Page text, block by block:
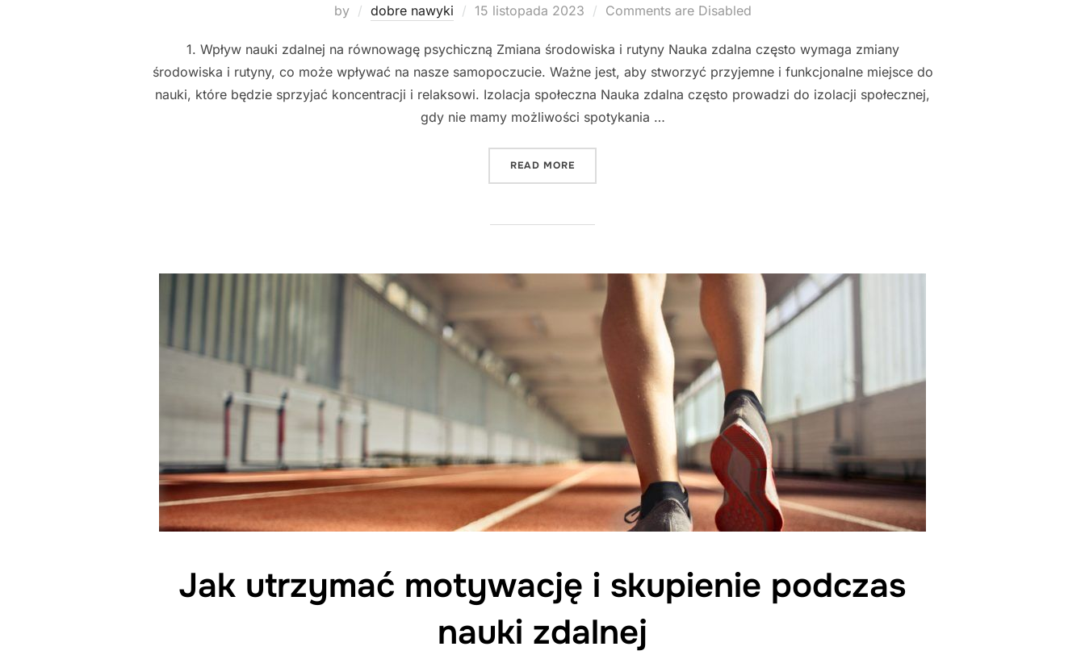
by dobre nawyki
Posted
15 listopada 2023 Comments are Disabled
1. Wpływ nauki zdalnej na równowagę psychiczną Zmiana środowiska i rutyny Nauka zdalna często wymaga zmiany
środowiska i rutyny, co może wpływać na nasze samopoczucie. Ważne jest, aby stworzyć przyjemne i funkcjonalne miejsce do
nauki, które będzie sprzyjać koncentracji i relaksowi. Izolacja społeczna Nauka zdalna często prowadzi do izolacji społecznej,
gdy nie mamy możliwości spotykania …
READ MORE
Jak utrzymać motywację i skupienie podczas
nauki zdalnej